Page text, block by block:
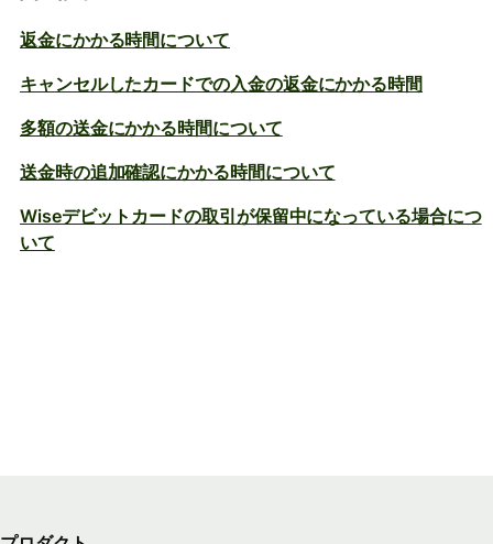
返金にかかる時間について
キャンセルしたカードでの入金の返金にかかる時間
多額の送金にかかる時間について
送金時の追加確認にかかる時間について
Wiseデビットカードの取引が保留中になっている場合につ
いて